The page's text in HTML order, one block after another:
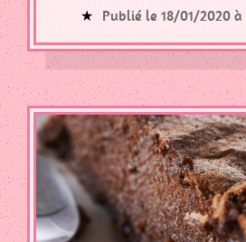
POMMES
RISOTTO
SOUPE
ET
VELOUTE
Tous
Les
Articles
Publié le 18/01/2020 à